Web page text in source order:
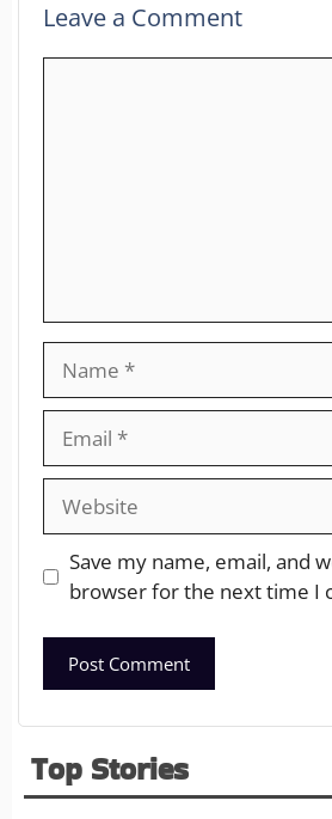
Leave a Comment
Save my name, email, and
browser for the next time I
Top Stories